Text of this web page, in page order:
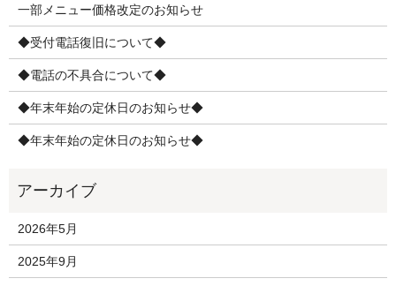
一部メニュー価格改定のお知らせ
◆受付電話復旧について◆
◆電話の不具合について◆
◆年末年始の定休日のお知らせ◆
◆年末年始の定休日のお知らせ◆
2026年5月
2025年9月